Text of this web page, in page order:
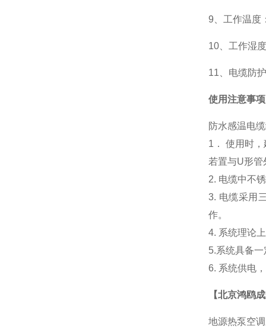
9、工作温
10、工作湿
11、电缆防
使用注意事
防水感温电
1． 使用时
若置与U形
2. 电缆中不
3. 电缆采用
作。
4. 系统理论
5.系统具备
6. 系统供电
【北京鸿鸥
地源热泵空